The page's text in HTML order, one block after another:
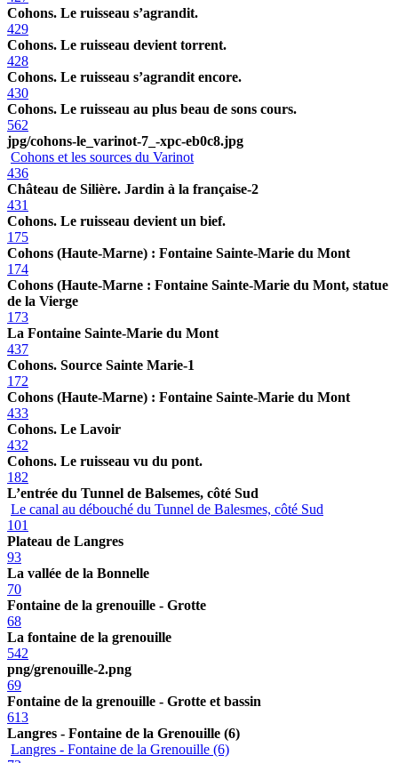
Cohons. Le ruisseau s’agrandit.
429
Cohons. Le ruisseau devient torrent.
428
Cohons. Le ruisseau s’agrandit encore.
430
Cohons. Le ruisseau au plus beau de sons cours.
562
jpg/cohons-le_varinot-7_-xpc-eb0c8.jpg
Cohons et les sources du Varinot
436
Château de Silière. Jardin à la française-2
431
Cohons. Le ruisseau devient un bief.
175
Cohons (Haute-Marne) : Fontaine Sainte-Marie du Mont
174
Cohons (Haute-Marne : Fontaine Sainte-Marie du Mont, statue
de la Vierge
173
La Fontaine Sainte-Marie du Mont
437
Cohons. Source Sainte Marie-1
172
Cohons (Haute-Marne) : Fontaine Sainte-Marie du Mont
433
Cohons. Le Lavoir
432
Cohons. Le ruisseau vu du pont.
182
L’entrée du Tunnel de Balsemes, côté Sud
Le canal au débouché du Tunnel de Balesmes, côté Sud
101
Plateau de Langres
93
La vallée de la Bonnelle
70
Fontaine de la grenouille - Grotte
68
La fontaine de la grenouille
542
png/grenouille-2.png
69
Fontaine de la grenouille - Grotte et bassin
613
Langres - Fontaine de la Grenouille (6)
Langres - Fontaine de la Grenouille (6)